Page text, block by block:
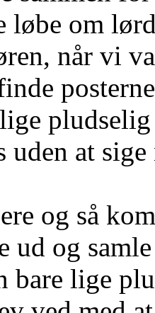
løbe om
når vi
uden at
og så
ud og
bare lige